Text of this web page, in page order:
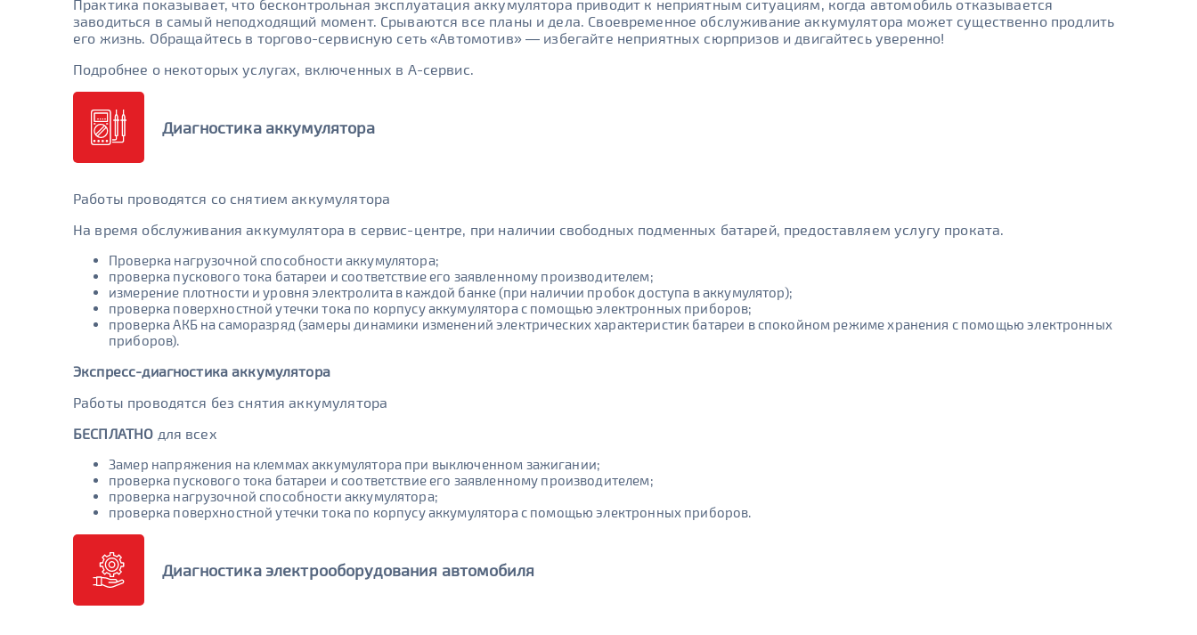
Практика показывает, что бесконтрольная эксплуатация аккумулятора приводит к неприятным ситуациям, когда автомобиль отказывается
заводиться в самый неподходящий момент. Срываются все планы и дела. Своевременное обслуживание аккумулятора может существенно продлить
его жизнь. Обращайтесь в торгово-сервисную сеть «Автомотив» — избегайте неприятных сюрпризов и двигайтесь уверенно!
Подробнее о некоторых услугах, включенных в А-сервис.
Диагностика аккумулятора
Работы проводятся со снятием аккумулятора
На время обслуживания аккумулятора в сервис-центре, при наличии свободных подменных батарей, предоставляем услугу проката.
Проверка нагрузочной способности аккумулятора;
проверка пускового тока батареи и соответствие его заявленному производителем;
измерение плотности и уровня электролита в каждой банке (при наличии пробок доступа в аккумулятор);
проверка поверхностной утечки тока по корпусу аккумулятора с помощью электронных приборов;
проверка АКБ на саморазряд (замеры динамики изменений электрических характеристик батареи в спокойном режиме хранения с помощью электронных
приборов).
Экспресс-диагностика аккумулятора
Работы проводятся без снятия аккумулятора
БЕСПЛАТНО для всех
Замер напряжения на клеммах аккумулятора при выключенном зажигании;
проверка пускового тока батареи и соответствие его заявленному производителем;
проверка нагрузочной способности аккумулятора;
проверка поверхностной утечки тока по корпусу аккумулятора с помощью электронных приборов.
Диагностика электрооборудования автомобиля